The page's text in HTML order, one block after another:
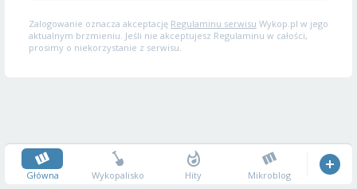
Zalogowanie oznacza akceptację Regulaminu serwisu Wykop.pl w jego
aktualnym brzmieniu. Jeśli nie akceptujesz Regulaminu w całości,
prosimy o niekorzystanie z serwisu.
Główna Wykopalisko Hity Mikroblog